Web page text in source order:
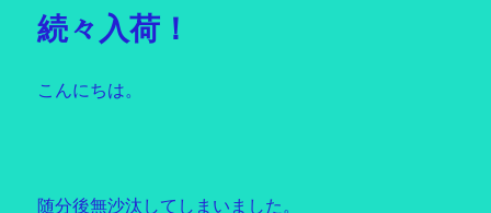
ー
続々入荷！
こんにちは。
随分後無沙汰してしまいました。